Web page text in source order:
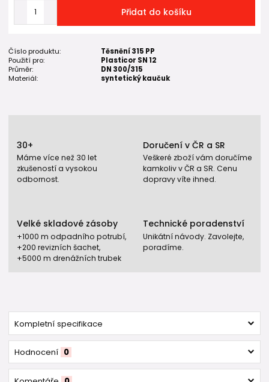
Přidat do košíku
Číslo produktu:
Těsnění 315 PP
Použití pro:
Plasticor SN 12
Průměr:
DN 300/315
Materiál:
syntetický kaučuk
30+
Máme více než 30 let
zkušeností a vysokou
odbornost.
Doručení v ČR a SR
Veškeré zboží vám doručíme
kamkoliv v ČR a SR. Cenu
dopravy víte ihned.
Velké skladové zásoby
+1000 m odpadního potrubí,
+200 revizních šachet,
+5000 m drenážních trubek
Technické poradenství
Unikátní návody. Zavolejte,
poradíme.
Kompletní specifikace
Hodnocení 0